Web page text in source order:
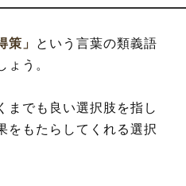
策」
という言葉の類義語
ょう。
までも良い選択肢を指し
をもたらしてくれる選択